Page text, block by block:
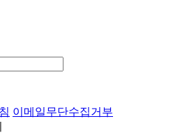
이메일무단수집거부